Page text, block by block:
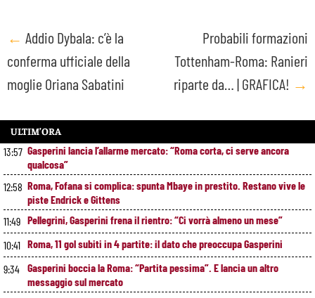
Post
navigation
← Addio Dybala: c’è la
conferma ufficiale della
moglie Oriana Sabatini
Probabili formazioni
Tottenham-Roma: Ranieri
riparte da… | GRAFICA! →
ULTIM’ORA
13:57 Gasperini lancia l’allarme mercato: “Roma corta, ci serve ancora
qualcosa”
12:58 Roma, Fofana si complica: spunta Mbaye in prestito. Restano vive le
piste Endrick e Gittens
11:49 Pellegrini, Gasperini frena il rientro: “Ci vorrà almeno un mese”
10:41 Roma, 11 gol subiti in 4 partite: il dato che preoccupa Gasperini
9:34 Gasperini boccia la Roma: “Partita pessima”. E lancia un altro
messaggio sul mercato